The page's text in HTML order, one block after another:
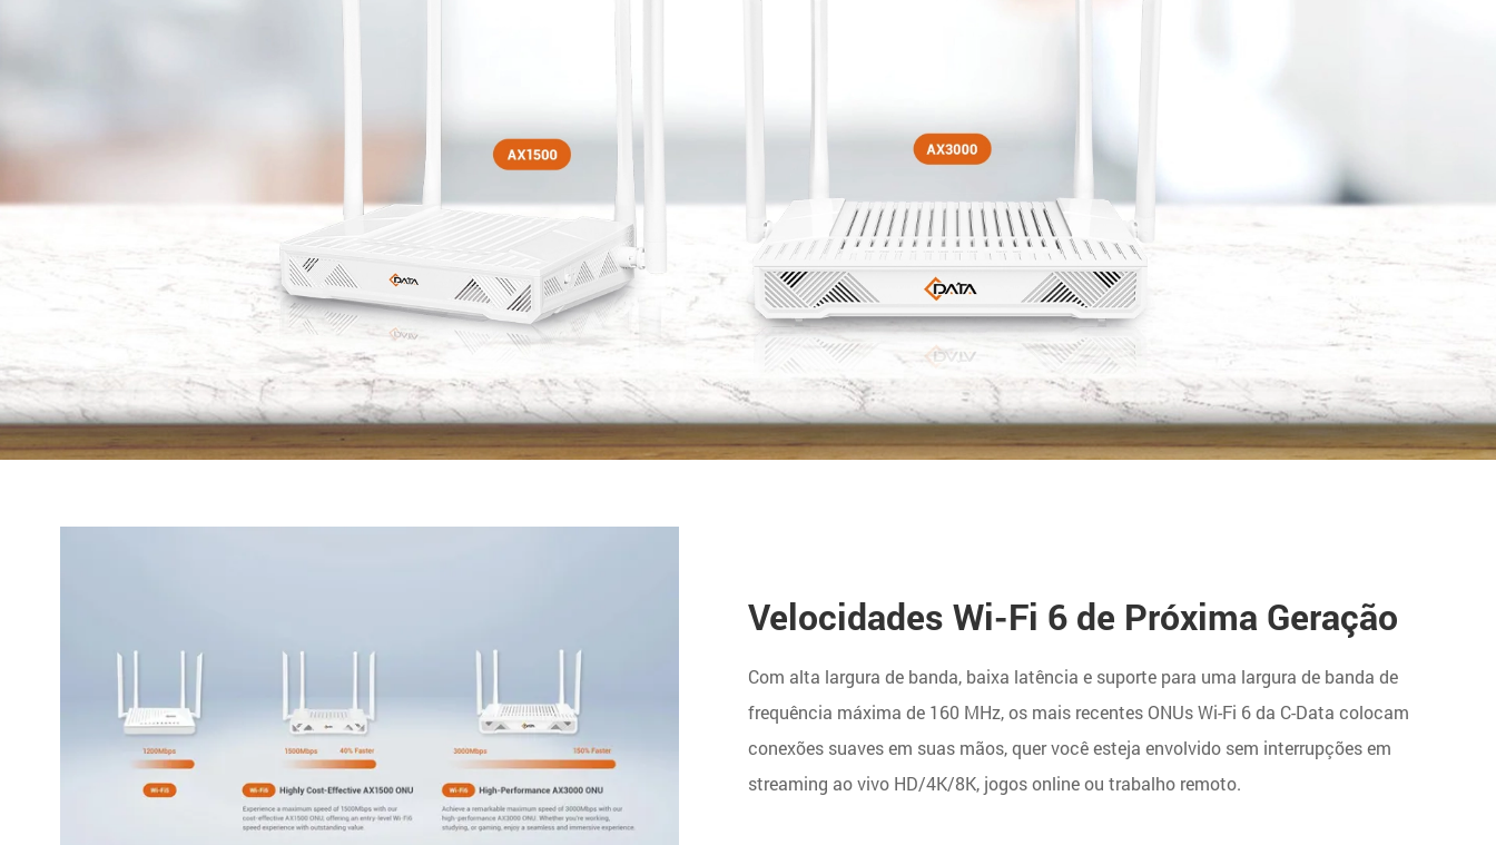
Velocidades Wi-Fi 6 de Próxima Geração
Com alta largura de banda, baixa latência e suporte para uma largura de banda de
frequência máxima de 160 MHz, os mais recentes ONUs Wi-Fi 6 da C-Data colocam
conexões suaves em suas mãos, quer você esteja envolvido sem interrupções em
streaming ao vivo HD/4K/8K, jogos online ou trabalho remoto.